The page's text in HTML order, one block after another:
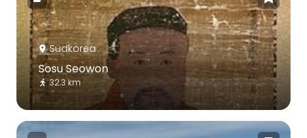
Südkorea
Sosu Seowon
32.3 km